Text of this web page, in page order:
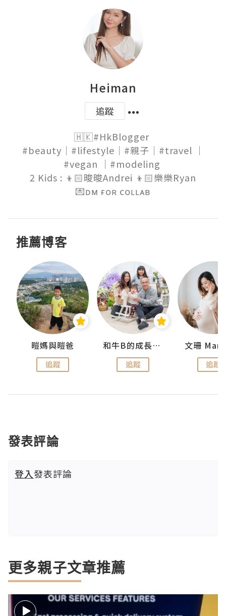
Heiman
追蹤
🇭🇰#HkBlogger
#beauty｜#lifestyle｜#親子｜#travel ｜
#vegan ｜#modeling
2 Kids : 👦🏻晙晙Andrei 👦🏻樂樂Ryan
💌ᴅᴍ ғᴏʀ ᴄᴏʟʟᴀʙ
推薦博客
暟媽與暟爸
追蹤
和牛B的成長日記
追蹤
文珊
追蹤
發表評論
登入發表評論
更多親子文章推薦